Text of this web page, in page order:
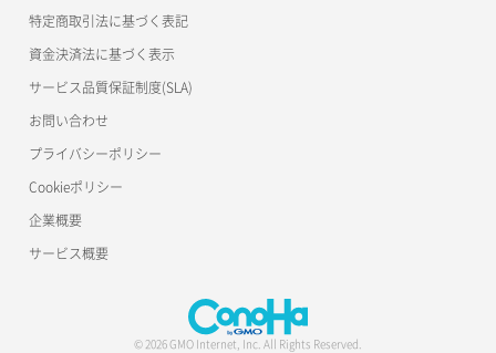
特定商取引法に基づく表記
資金決済法に基づく表示
サービス品質保証制度(SLA)
お問い合わせ
プライバシーポリシー
Cookieポリシー
企業概要
サービス概要
© 2026 GMO Internet, Inc. All Rights Reserved.